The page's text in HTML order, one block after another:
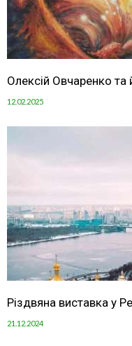
Олексій Овчаренко та
12.02.2025
Різдвяна виставка у
21.12.2024